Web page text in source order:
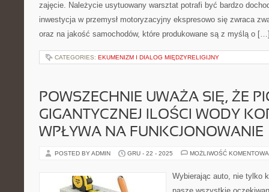
zajęcie. Należycie usytuowany warsztat potrafi być bardzo
inwestycja w przemysł motoryzacyjny ekspresowo się zwraca
oraz na jakość samochodów, które produkowane są z myślą o
CATEGORIES: EKUMENIZM I DIALOG MIĘDZYRELIGIJNY
POWSZECHNIE UWAŻA SIĘ, ŻE
GIGANTYCZNEJ ILOŚCI WODY
WPŁYWA NA FUNKCJONOWANIE
POSTED BY ADMIN GRU - 22 - 2025 MOŻLIWOŚĆ
Wybierając auto, nie tylko